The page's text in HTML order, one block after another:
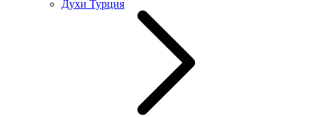
Духи Турция